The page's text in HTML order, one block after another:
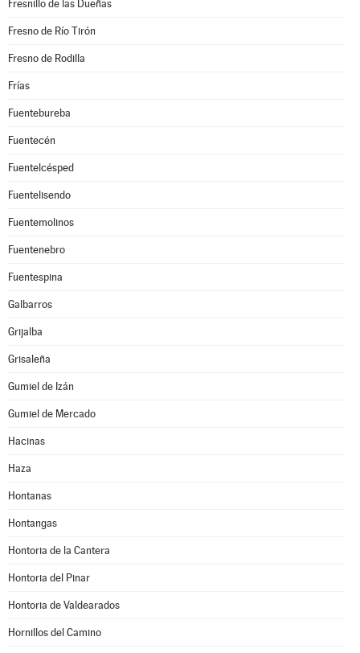
Fresnillo de las Dueñas
Fresno de Río Tirón
Fresno de Rodilla
Frías
Fuentebureba
Fuentecén
Fuentelcésped
Fuentelisendo
Fuentemolinos
Fuentenebro
Fuentespina
Galbarros
Grijalba
Grisaleña
Gumiel de Izán
Gumiel de Mercado
Hacinas
Haza
Hontanas
Hontangas
Hontoria de la Cantera
Hontoria del Pinar
Hontoria de Valdearados
Hornillos del Camino